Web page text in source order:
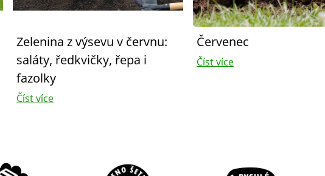
Zelenina z výsevu v červnu:
saláty, ředkvičky, řepa i
fazolky
Číst více
Červenec
Číst více